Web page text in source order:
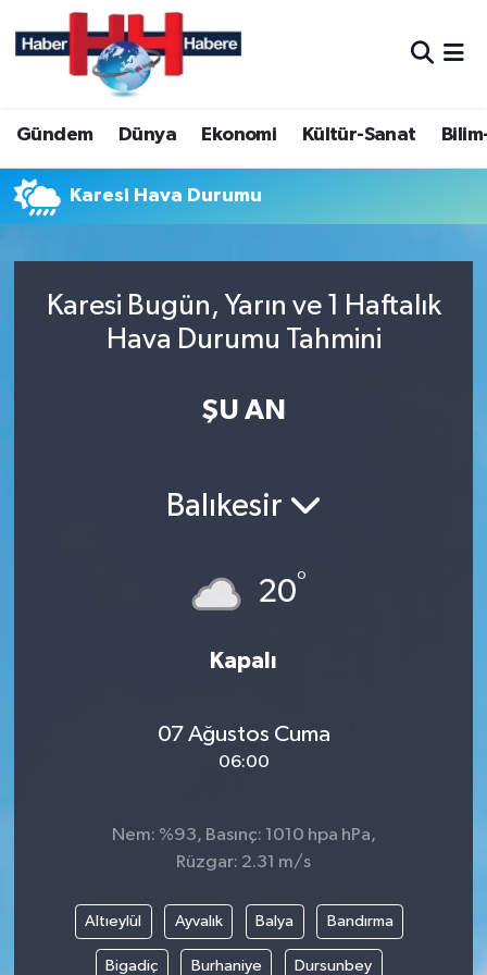
Gündem Dünya Ekonomi Kültür-Sanat
Karesi Hava Durumu
Karesi Bugün, Yarın ve 1 Haftalık
Hava Durumu Tahmini
ŞU AN
Balıkesir
20°
Kapalı
07 Ağustos Cuma
06:00
Nem: %93, Basınç: 1010 hpa hPa,
Rüzgar: 2.31 m/s
Altıeylül Ayvalık Balya Bandırma
Bigadiç Burhaniye Dursunbey
Hava Durumu
Trafik Durumu
Süper Lig Puan Durumu ve Fikstür
Son Dakika Haberleri